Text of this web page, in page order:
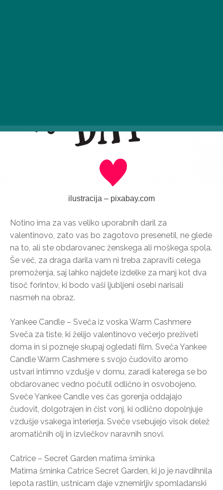
ilustracija – pixabay.com
Notino ima za vas veliko uporabnih daril za
valentinovo, zato vas bo zagotovo presenetil, ne glede
na to, ali ste obdarovanec ženskega ali moškega spola.
Še več, za draga darila vam ni treba zapraviti celega
premoženja, saj lahko najdete izdelke za manj kot dva
tisoč forintov, ki bodo vaši ljubljeni osebi narisali
nasmeh na obraz.
Yankee Candle – Sveča iz voska Warm Cashmere
Sveča za tiste, ki želijo valentinovo večerjo preživeti
doma in si pozneje skupaj ogledati film. Sveča Yankee
Candle Warm Cashmere s svojo čudovito aromo
ustvari intimno vzdušje v domu, zaradi katerega se bo
obdarovanec vedno počutil odlično in osvobojeno.
Sveče Yankee Candle ves čas gorenja oddajajo
čudovit, dolgotrajen in čist vonj, ki odlično dopolnjuje
vzdušje vsakega interierja. Sveče vsebujejo visok delež
aromatičnih olj in izvlečkov naravnih snovi.
Catrice – Secret Garden matirna šminka
Matirna šminka Catrice Secret Garden, ki jo je navdihnila
lepota rastlin, ustnicam daje vznemirljiv spomladanski